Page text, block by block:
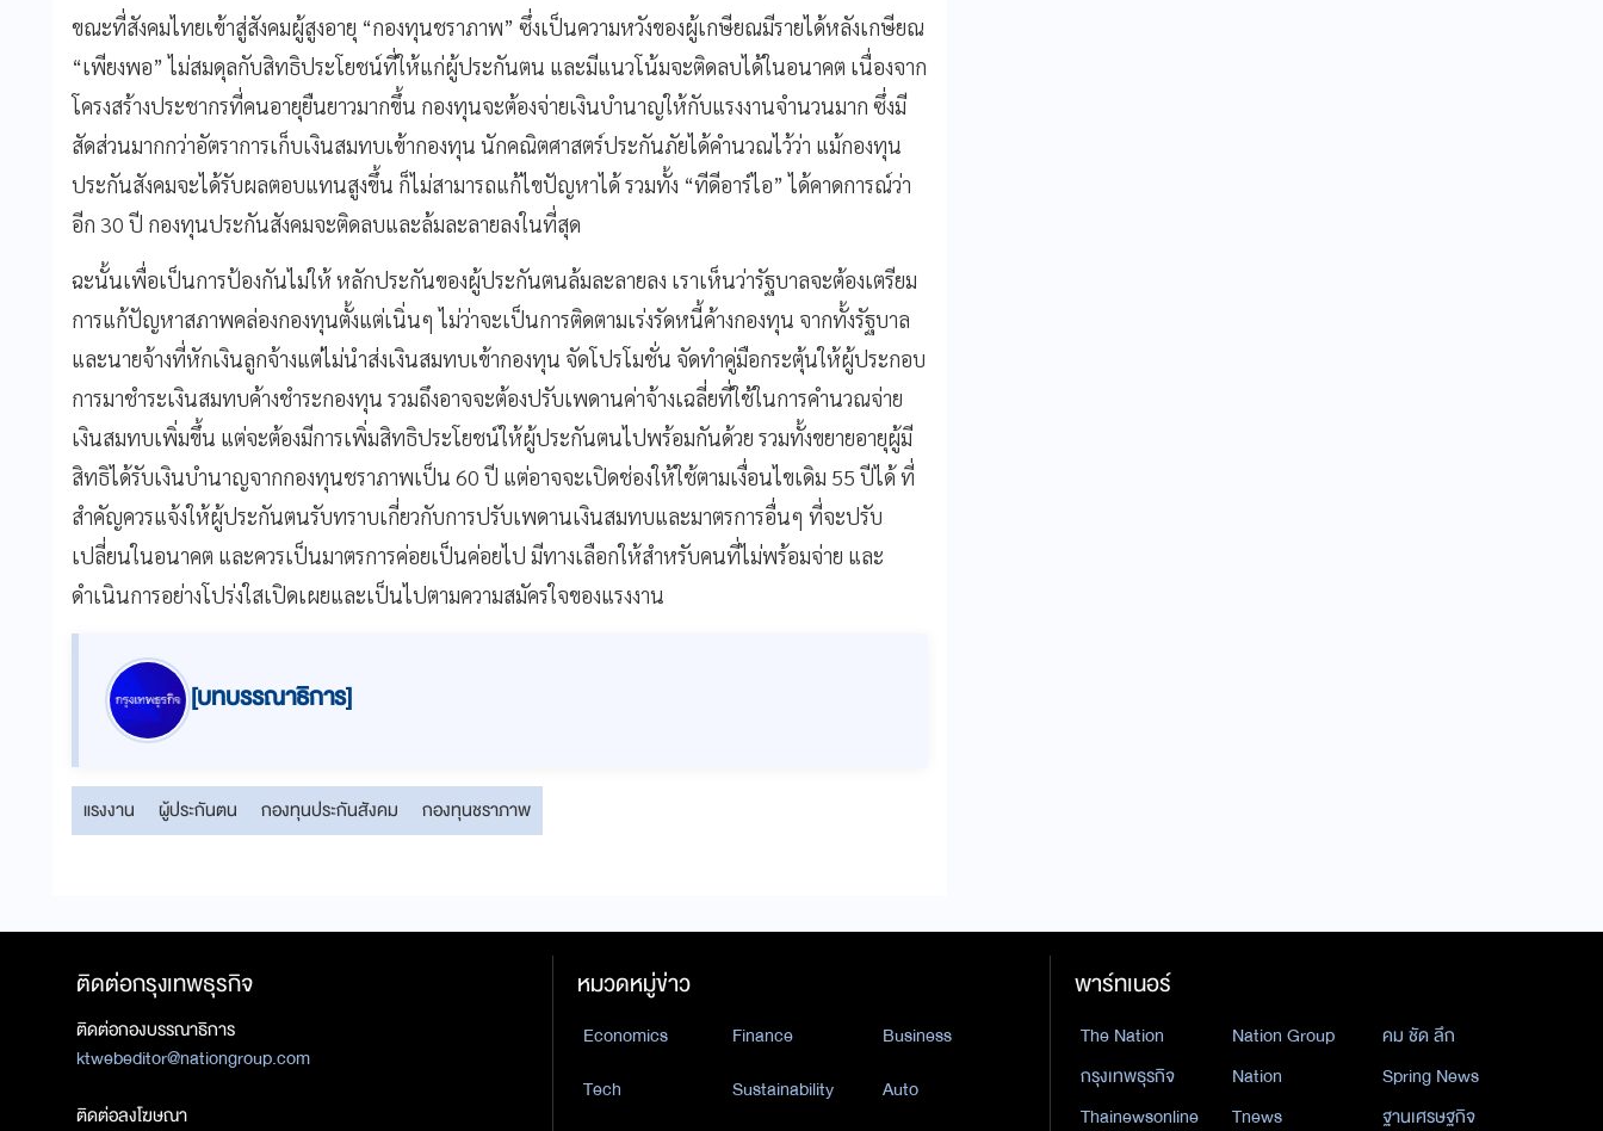
ขณะที่สังคมไทยเข้าสู่สังคมผู้สูงอายุ “กองทุนชราภาพ” ซึ่งเป็นความหวังของผู้เกษียณมีรายได้หลังเกษียณ
“เพียงพอ” ไม่สมดุลกับสิทธิประโยชน์ที่ให้แก่ผู้ประกันตน และมีแนวโน้มจะติดลบได้ในอนาคต เนื่องจาก
โครงสร้างประชากรที่คนอายุยืนยาวมากขึ้น กองทุนจะต้องจ่ายเงินบำนาญให้กับแรงงานจำนวนมาก ซึ่งมี
สัดส่วนมากกว่าอัตราการเก็บเงินสมทบเข้ากองทุน นักคณิตศาสตร์ประกันภัยได้คำนวณไว้ว่า แม้กองทุน
ประกันสังคมจะได้รับผลตอบแทนสูงขึ้น ก็ไม่สามารถแก้ไขปัญหาได้ รวมทั้ง “ทีดีอาร์ไอ” ได้คาดการณ์ว่า
อีก 30 ปี กองทุนประกันสังคมจะติดลบและล้มละลายลงในที่สุด
ฉะนั้นเพื่อเป็นการป้องกันไม่ให้ หลักประกันของผู้ประกันตนล้มละลายลง เราเห็นว่ารัฐบาลจะต้องเตรียม
การแก้ปัญหาสภาพคล่องกองทุนตั้งแต่เนิ่นๆ ไม่ว่าจะเป็นการติดตามเร่งรัดหนี้ค้างกองทุน จากทั้งรัฐบาล
และนายจ้างที่หักเงินลูกจ้างแต่ไม่นำส่งเงินสมทบเข้ากองทุน จัดโปรโมชั่น จัดทำคู่มือกระตุ้นให้ผู้ประกอบ
การมาชำระเงินสมทบค้างชำระกองทุน รวมถึงอาจจะต้องปรับเพดานค่าจ้างเฉลี่ยที่ใช้ในการคำนวณจ่าย
เงินสมทบเพิ่มขึ้น แต่จะต้องมีการเพิ่มสิทธิประโยชน์ให้ผู้ประกันตนไปพร้อมกันด้วย รวมทั้งขยายอายุผู้มี
สิทธิได้รับเงินบำนาญจากกองทุนชราภาพเป็น 60 ปี แต่อาจจะเปิดช่องให้ใช้ตามเงื่อนไขเดิม 55 ปีได้ ที่
สำคัญควรแจ้งให้ผู้ประกันตนรับทราบเกี่ยวกับการปรับเพดานเงินสมทบและมาตรการอื่นๆ ที่จะปรับ
เปลี่ยนในอนาคต และควรเป็นมาตรการค่อยเป็นค่อยไป มีทางเลือกให้สำหรับคนที่ไม่พร้อมจ่าย และ
ดำเนินการอย่างโปร่งใสเปิดเผยและเป็นไปตามความสมัครใจของแรงงาน
[บทบรรณาธิการ]
แรงงาน ผู้ประกันตน กองทุนประกันสังคม กองทุนชราภาพ
ติดต่อกรุงเทพธุรกิจ
ติดต่อกองบรรณาธิการ
ktwebeditor@nationgroup.com
ติดต่อลงโฆษณา
หมวดหมู่ข่าว
Economics Finance
Business
Tech
Sustainability
Auto
พาร์ทเนอร์
The Nation Nation Group
คม ชัด ลึก
กรุงเทพธุรกิจ
Nation
Spring News
Thainewsonline
Tnews ฐานเศรษฐกิจ